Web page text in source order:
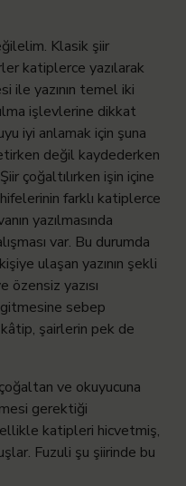
Klasik şiir
katiplerce yazılarak
ile yazının temel iki
işlevlerine dikkat
iyi anlamak için şuna
değil kaydederken
çoğaltılırken işin içine
farklı katiplerce
yazılmasında
var. Bu durumda
ulaşan yazının şekli
özensiz yazısı
sebep
şairlerin pek de
ve okuyucuna
gerektiği
katipleri hicvetmiş,
Fuzuli şu şiirinde bu